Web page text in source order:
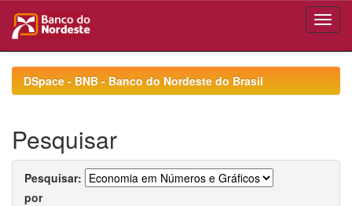
navigationDSpace - BNB - Banco do Nordeste do Brasil
Pesquisar
Pesquisar:
por